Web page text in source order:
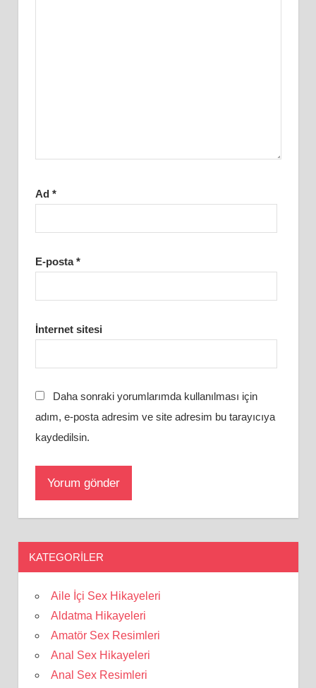
Ad *
E-posta*
İnternet sitesi
Daha sonraki yorumlarımda kullanılması için
adım, e-posta adresim ve site adresim bu tarayıcıya
kaydedilsin.
KATEGORILER
Aile İçi Sex Hikayeleri
Aldatma Hikayeleri
Amatör Sex Resimleri
Anal Sex Hikayeleri
Anal Sex Resimleri